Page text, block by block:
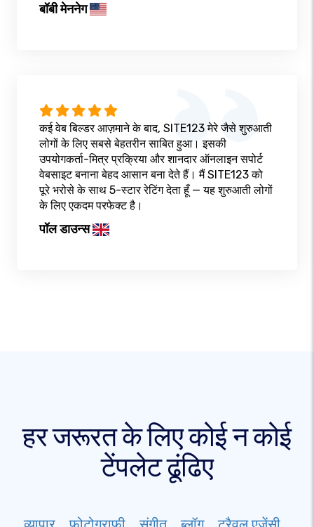
बॉबी मेननेग
कई वेब बिल्डर आज़माने के बाद, SITE123 मेरे जैसे शुरुआती
लोगों के लिए सबसे बेहतरीन साबित हुआ। इसकी
उपयोगकर्ता-मित्र प्रक्रिया और शानदार ऑनलाइन सपोर्ट
वेबसाइट बनाना बेहद आसान बना देते हैं। मैं SITE123 को
पूरे भरोसे के साथ 5-स्टार रेटिंग देता हूँ — यह शुरुआती लोगों
के लिए एकदम परफेक्ट है।
पॉल डाउन्स
हर जरूरत के लिए कोई न कोई
टेंपलेट ढूंढिए